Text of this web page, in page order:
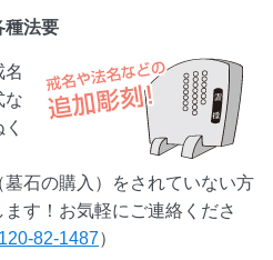
種法要
名
な
石の購入）をされていない方
す！お気軽にご連絡くださ
82-1487）